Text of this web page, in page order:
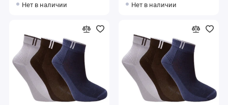
Нет в наличии Нет в наличии